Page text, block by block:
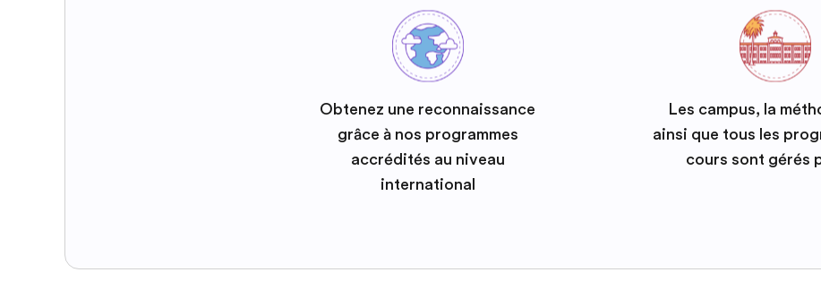
Obtenez une reconnaissance
grâce à nos programmes
accrédités au niveau
international
Les campus, la
ainsi que tous les
cours sont gérés